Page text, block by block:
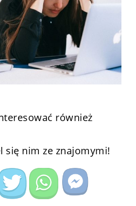
również
się nim ze znajomymi!